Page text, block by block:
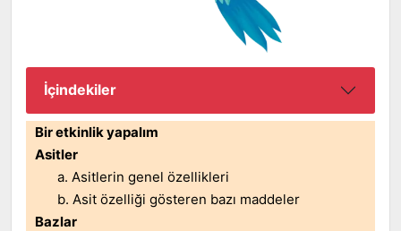
İçindekiler
Bir etkinlik yapalım
Asitler
a. Asitlerin genel özellikleri
b. Asit özelliği gösteren bazı maddeler
Bazlar